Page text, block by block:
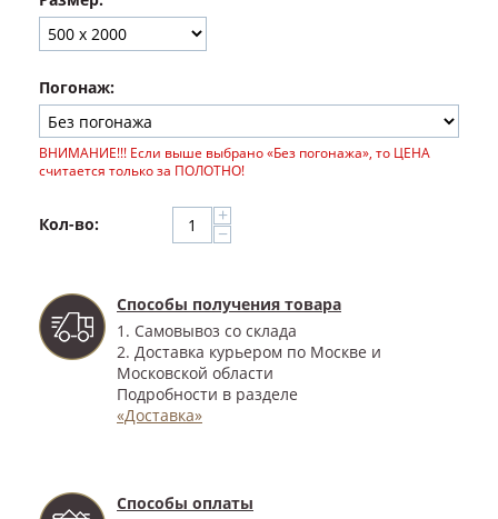
Погонаж:
ВНИМАНИЕ!!! Если выше выбрано «Без погонажа», то ЦЕНА
считается только за ПОЛОТНО!
Кол-во: +
−
Способы получения товара
1. Самовывоз со склада
2. Доставка курьером по Москве и
Московской области
Подробности в разделе
«Доставка»
Способы оплаты